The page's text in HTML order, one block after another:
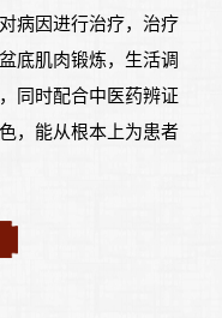
病因进行治疗，治疗
底肌肉锻炼，生活调
同时配合中医药辨证
，能从根本上为患者